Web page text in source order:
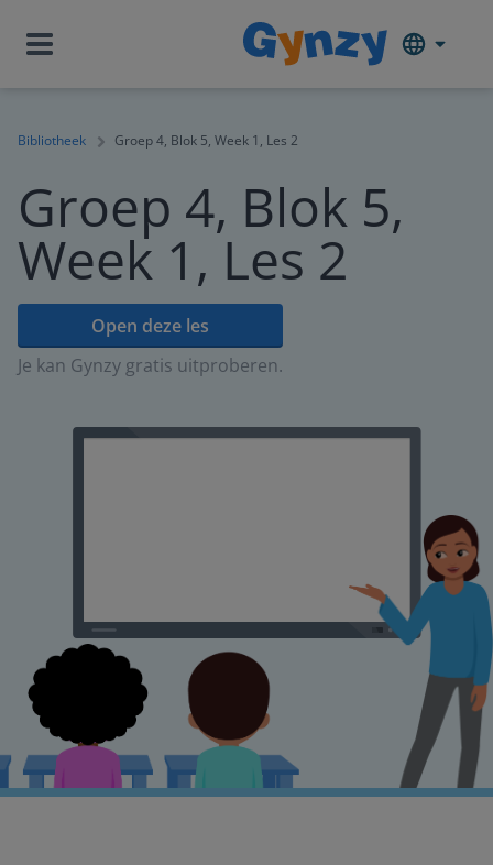
Bibliotheek Groep 4, Blok 5, Week 1, Les 2
Groep 4, Blok 5,
Week 1, Les 2
Open deze les
Je kan Gynzy gratis uitproberen.